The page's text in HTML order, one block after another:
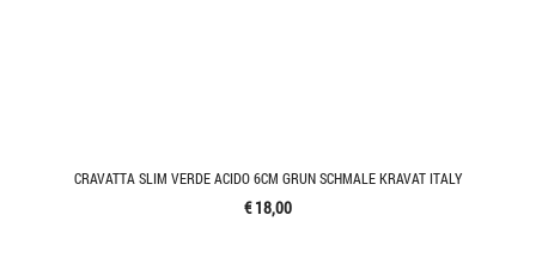
CRAVATTA SLIM VERDE ACIDO 6CM GRUN SCHMALE KRAVAT ITALY
€ 18,00